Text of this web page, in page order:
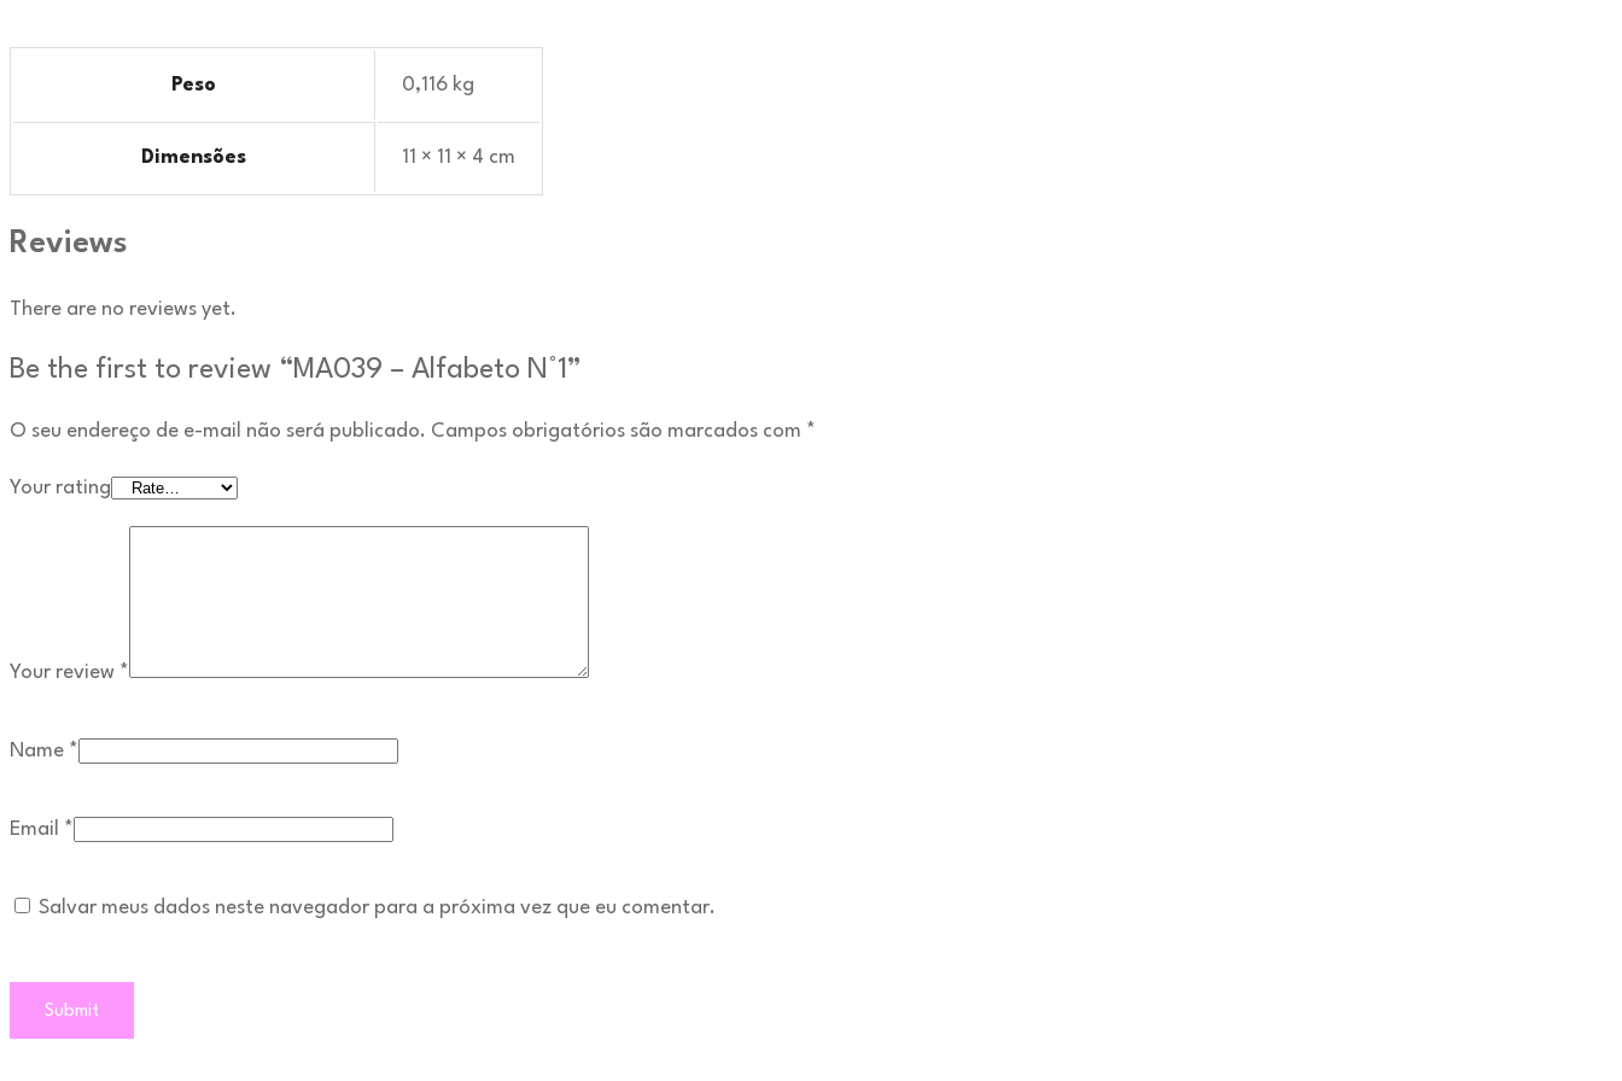
Peso 0,116 kg
Dimensões 11 × 11 × 4 cm
Reviews
There are no reviews yet.
Be the first to review “MA039 – Alfabeto N°1”
O seu endereço de e-mail não será publicado. Campos obrigatórios são marcados com *
Your rating
Your review *
Name *
Email *
Salvar meus dados neste navegador para a próxima vez que eu comentar.